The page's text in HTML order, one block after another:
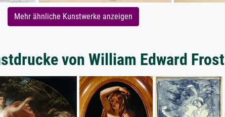
Mehr ähnliche Kunstwerke anzeigen
von William Edward Frost